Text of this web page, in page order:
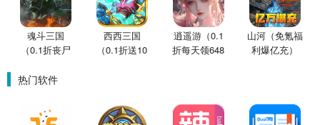
魂斗三国
（0.1折丧尸
西西三国
（0.1折送10
逍遥游（0.1
折每天领648
山河（免氪福
利爆亿充）
热门软件